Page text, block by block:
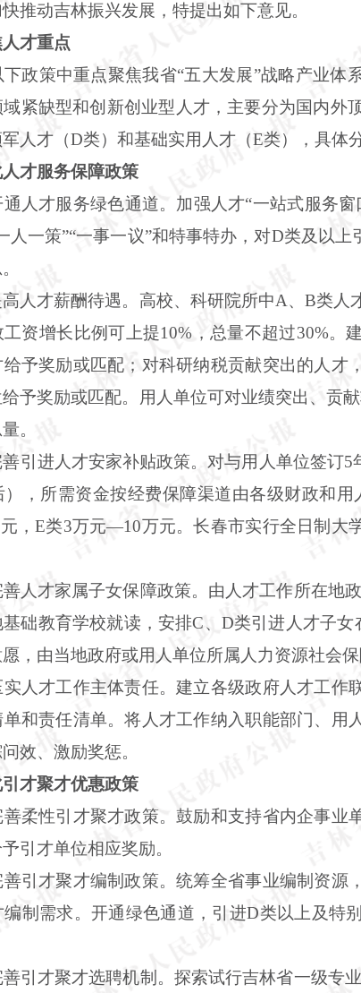
推动吉林振兴发展，特提出如下意见。
才重点
下政策中重点聚焦我省“五大发展”战略产业
紧缺型和创新创业型人才，主要分为国内
人才（D类）和基础实用人才（E类），具体
才服务保障政策
通人才服务绿色通道。加强人才“一站式服务
人一策”“一事一议”和特事特办，对D类及以
高人才薪酬待遇。高校、科研院所中A、B类
工资增长比例可上提10%，总量不超过30%
予奖励或匹配；对科研纳税贡献突出的人
予奖励或匹配。用人单位可对业绩突出、贡
。
善引进人才安家补贴政策。对与用人单位签
），所需资金按经费保障渠道由各级财政和
，E类3万元—10万元。长春市实行全日制大
善人才家属子女保障政策。由人才工作所在
础教育学校就读，安排C、D类引进人才子
，由当地政府或用人单位所属人力资源社会保
实人才工作主体责任。建立各级政府人才工
和责任清单。将人才工作纳入职能部门、
效、激励奖惩。
才聚才优惠政策
善柔性引才聚才政策。鼓励和支持省内企事
引才单位相应奖励。
善引才聚才编制政策。统筹全省事业编制资
制需求。开通绿色通道，引进D类以上及特
善引才聚才选聘机制。探索试行吉林省一级